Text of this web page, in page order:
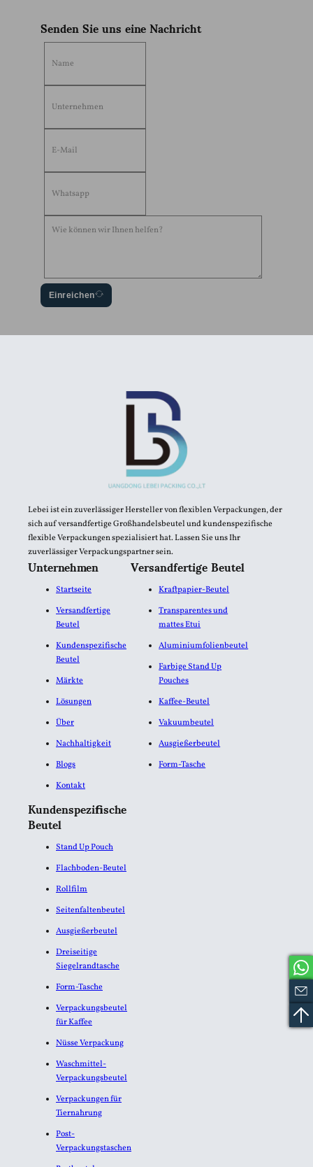
Senden Sie uns eine Nachricht
Einreichen
Lebei ist ein zuverlässiger Hersteller von flexiblen Verpackungen, der
sich auf versandfertige Großhandelsbeutel und kundenspezifische
flexible Verpackungen spezialisiert hat. Lassen Sie uns Ihr
zuverlässiger Verpackungspartner sein.
Unternehmen
Startseite
Versandfertige
Beutel
Kundenspezifische
Beutel
Märkte
Lösungen
Über
Nachhaltigkeit
Blogs
Kontakt
Versandfertige Beutel
Kraftpapier-Beutel
Transparentes und
mattes Etui
Aluminiumfolienbeutel​
Farbige Stand Up
Pouches
Kaffee-Beutel
Vakuumbeutel
Ausgießerbeutel
Form-Tasche
Kundenspezifische
Beutel
Stand Up Pouch
Flachboden-Beutel
Rollfilm
Seitenfaltenbeutel
Ausgießerbeutel
Dreiseitige
Siegelrandtasche
Form-Tasche
Verpackungsbeutel
für Kaffee
Nüsse Verpackung
Waschmittel-
Verpackungsbeutel
Verpackungen für
Tiernahrung
Post-
Verpackungstaschen